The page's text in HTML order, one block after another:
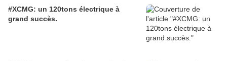
#XCMG: un 120tons électrique à
grand succès.